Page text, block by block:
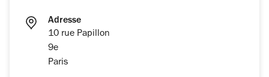
Adresse
10 rue Papillon
9e
Paris